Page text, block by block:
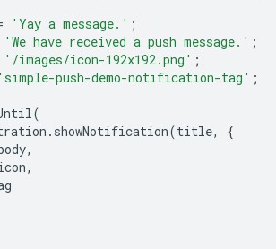
'Yay a message.' ;
'We have received a push message.' ;
'/images/icon-192x192.png' ;
'simple-push-demo-notification-tag' ;
(
. showNotification(title,
{
,
,